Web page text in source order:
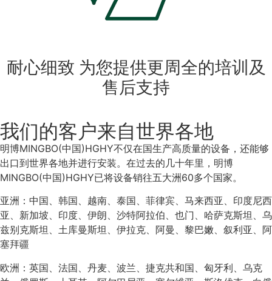
耐心细致 为您提供更周全的培训及
售后支持
我们的客户来自世界各地
明博MINGBO(中国)HGHY不仅在国生产高质量的设备，还能够
出口到世界各地并进行安装。在过去的几十年里，明博
MINGBO(中国)HGHY已将设备销往五大洲60多个国家。
亚洲：中国、韩国、越南、泰国、菲律宾、马来西亚、印度尼西
亚、新加坡、印度、伊朗、沙特阿拉伯、也门、哈萨克斯坦、乌
兹别克斯坦、土库曼斯坦、伊拉克、阿曼、黎巴嫩、叙利亚、阿
塞拜疆
欧洲：英国、法国、丹麦、波兰、捷克共和国、匈牙利、乌克